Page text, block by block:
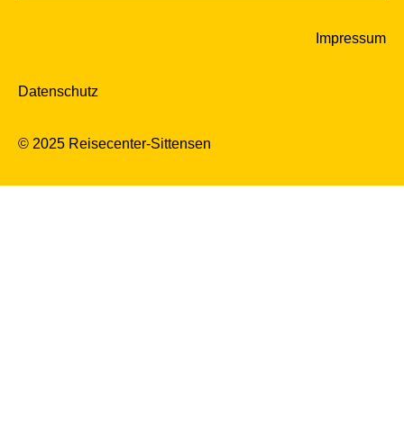
Impressum
Datenschutz
© 2025 Reisecenter-Sittensen